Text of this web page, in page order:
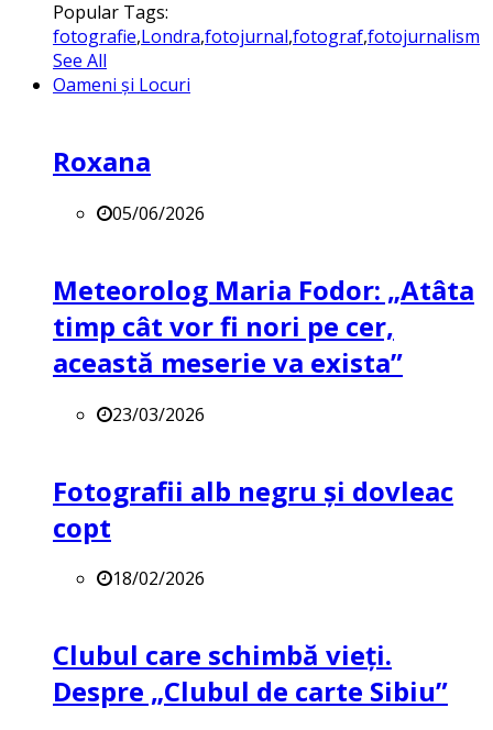
Popular Tags:
fotografie,Londra,fotojurnal,fotograf,fotojurnalism
See All
Oameni și Locuri
Roxana
05/06/2026
Meteorolog Maria Fodor: „Atâta
timp cât vor fi nori pe cer,
această meserie va exista”
23/03/2026
Fotografii alb negru și dovleac
copt
18/02/2026
Clubul care schimbă vieți.
Despre „Clubul de carte Sibiu”